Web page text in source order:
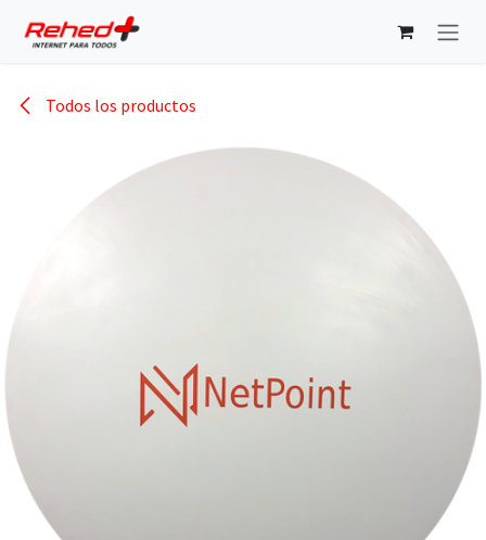
Todos los productos